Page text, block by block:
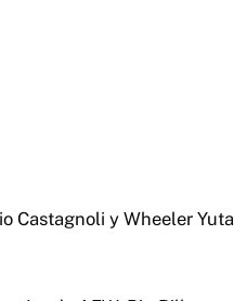
Castagnoli y Wheeler Yuta